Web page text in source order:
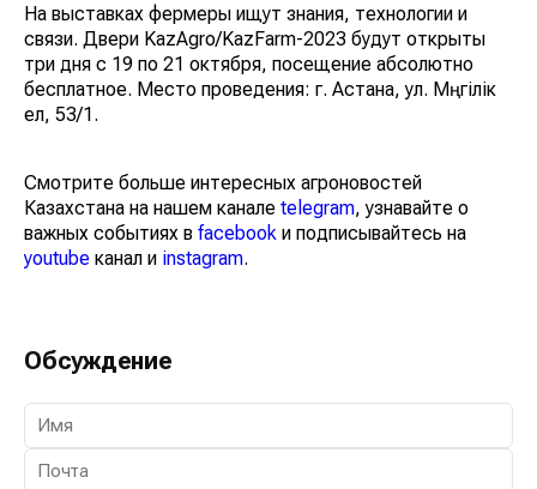
На выставках фермеры ищут знания, технологии и
связи. Двери KazAgro/KazFarm-2023 будут открыты
три дня с 19 по 21 октября, посещение абсолютно
бесплатное. Место проведения: г. Астана, ул. Мәңгілік
ел, 53/1.
Смотрите больше интересных агроновостей
Казахстана на нашем канале telegram, узнавайте о
важных событиях в facebook и подписывайтесь на
youtube канал и instagram.
Обсуждение